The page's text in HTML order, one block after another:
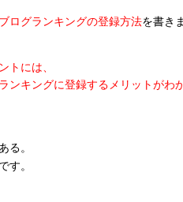
ログランキングの登録方法を書き
トには、
ンキングに登録するメリットがわ
る。
す。